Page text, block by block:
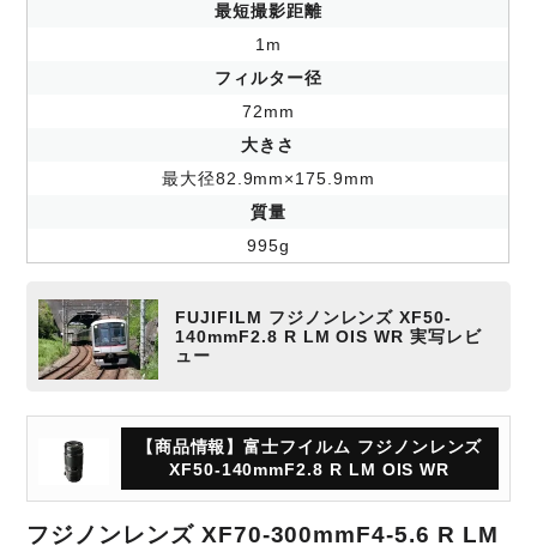
最短撮影距離
1m
フィルター径
72mm
大きさ
最大径82.9mm×175.9mm
質量
995g
FUJIFILM フジノンレンズ XF50-
140mmF2.8 R LM OIS WR 実写レビ
ュー
【商品情報】富士フイルム フジノンレンズ
XF50-140mmF2.8 R LM OIS WR
フジノンレンズ XF70-300mmF4-5.6 R LM